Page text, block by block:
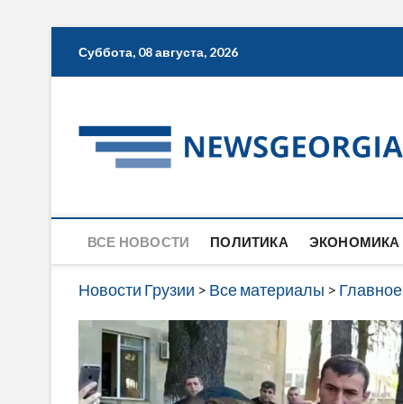
Суббота, 08 августа, 2026
ВСЕ НОВОСТИ ПОЛИТИКА ЭКОНОМИКА
Новости Грузии > Все материалы > Главное